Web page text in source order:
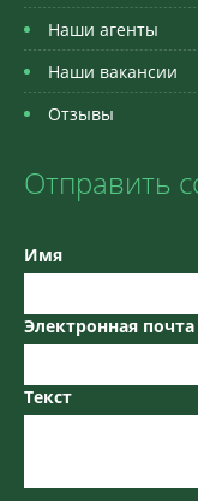
Наши агенты
Наши вакансии
Отзывы
Отправить
Имя
Электронная почта
Текст